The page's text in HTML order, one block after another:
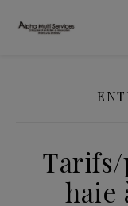
haie